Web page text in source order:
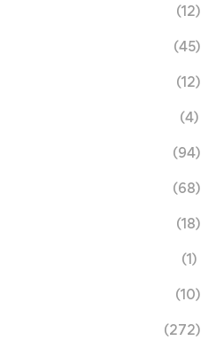
(12)
(45)
(12)
(4)
(94)
(68)
(18)
(1)
(10)
(272)